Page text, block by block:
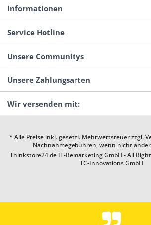
Informationen
Service Hotline
Unsere Communitys
Unsere Zahlungsarten
Wir versenden mit:
* Alle Preise inkl. gesetzl. Mehrwertsteuer zzgl.
Nachnahmegebühren, wenn nicht
Thinkstore24.de IT-Remarketing GmbH - All
TC-Innovations GmbH